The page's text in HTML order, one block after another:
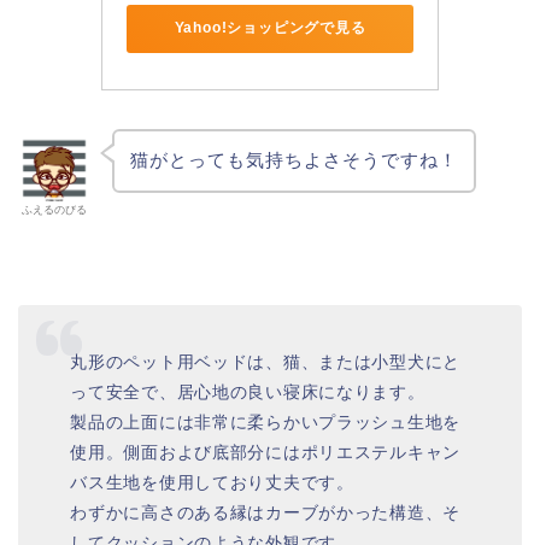
Yahoo!ショッピングで見る
ふえるのびる
猫がとっても気持ちよさそうですね！
丸形のペット用ベッドは、猫、または小型犬にと
って安全で、居心地の良い寝床になります。
製品の上面には非常に柔らかいプラッシュ生地を
使用。側面および底部分にはポリエステルキャン
バス生地を使用しており丈夫です。
わずかに高さのある縁はカーブがかった構造、そ